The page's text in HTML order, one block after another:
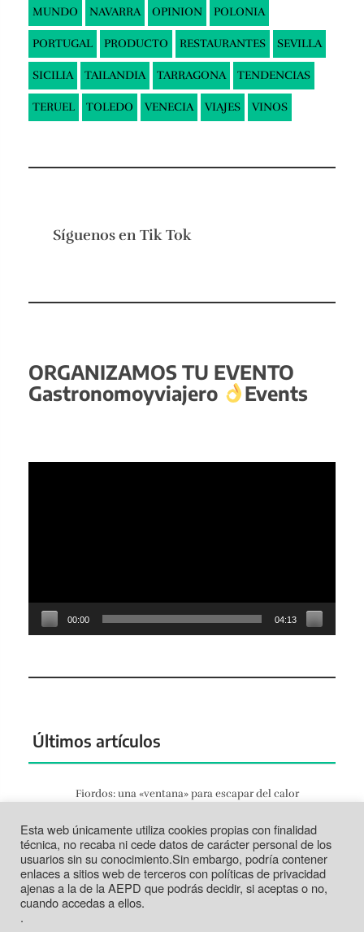
MUNDO NAVARRA OPINION POLONIA
PORTUGAL PRODUCTO RESTAURANTES SEVILLA
SICILIA TAILANDIA TARRAGONA TENDENCIAS
TERUEL TOLEDO VENECIA VIAJES VINOS
Síguenos en Tik Tok
ORGANIZAMOS TU EVENTO
Gastronomoyviajero
Events
00:00 04:13
Últimos artículos
Fiordos: una «ventana» para escapar del calor
Tortosa: la vida según el Ebro
Jun 21, 2026
Tabarca: más que un trozo de piedra
Jun 14, 2026
Esta web únicamente utiliza cookies propias con finalidad
técnica, no recaba ni cede datos de carácter personal de los
usuarios sin su conocimiento.Sin embargo, podría contener
enlaces a sitios web de terceros con políticas de privacidad
ajenas a la de la AEPD que podrás decidir, si aceptas o no,
cuando accedas a ellos.
.